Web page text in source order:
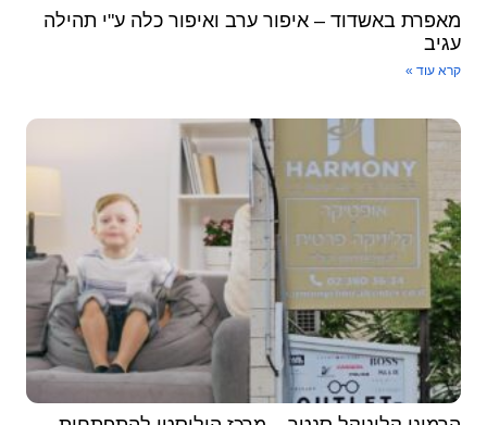
מאפרת באשדוד – איפור ערב ואיפור כלה ע"י תהילה
עגיב
קרא עוד »